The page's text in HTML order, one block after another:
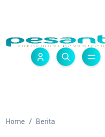
Home Berita